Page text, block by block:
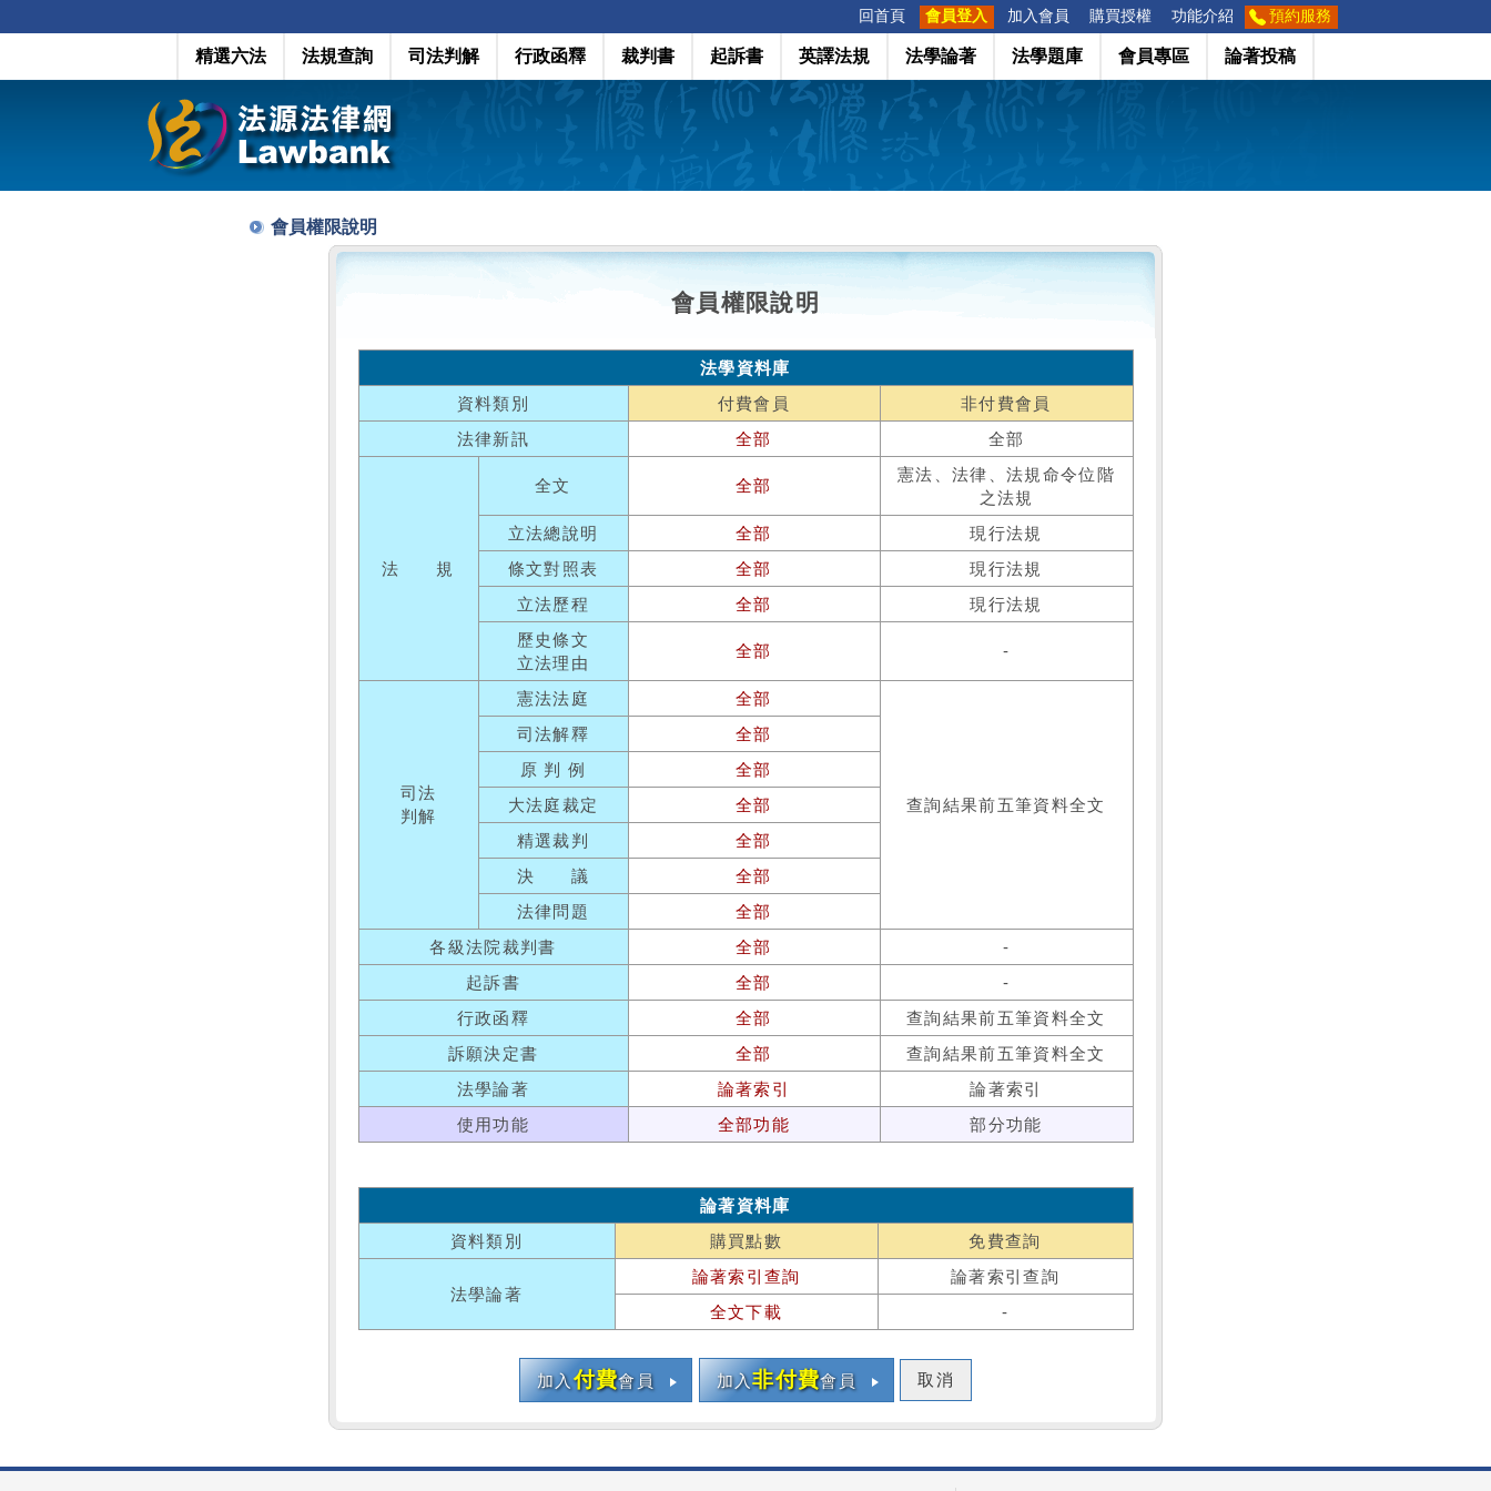
回首頁 會員登入 加入會員 購買授權 功能介紹 預約服務
精選六法 法規查詢 司法判解 行政函釋 裁判書 起訴書 英譯法規 法學論著 法學題庫 會員專區 論著投稿
會員權限說明
會員權限說明
法學資料庫
資料類別
付費會員
非付費會員
法律新訊
全部 全部
法 規
全文 全部
憲法、法律、法規命令位階
之法規
立法總說明
全部
現行法規
條文對照表
全部
現行法規
立法歷程
全部
現行法規
歷史條文
立法理由
全部 -
司法
判解
憲法法庭 全部
查詢結果前五筆資料全文
司法解釋
全部
原 判 例
全部
大法庭裁定
全部
精選裁判
全部
決 議
全部
法律問題
全部
各級法院裁判書
全部
-
起訴書
全部
-
行政函釋
全部
查詢結果前五筆資料全文
訴願決定書
全部
查詢結果前五筆資料全文
法學論著
論著索引
論著索引
使用功能
全部功能 部分功能
論著資料庫
資料類別
購買點數 免費查詢
法學論著
論著索引查詢
論著索引查詢
全文下載
-
加入付費會員 加入非付費會員 取消